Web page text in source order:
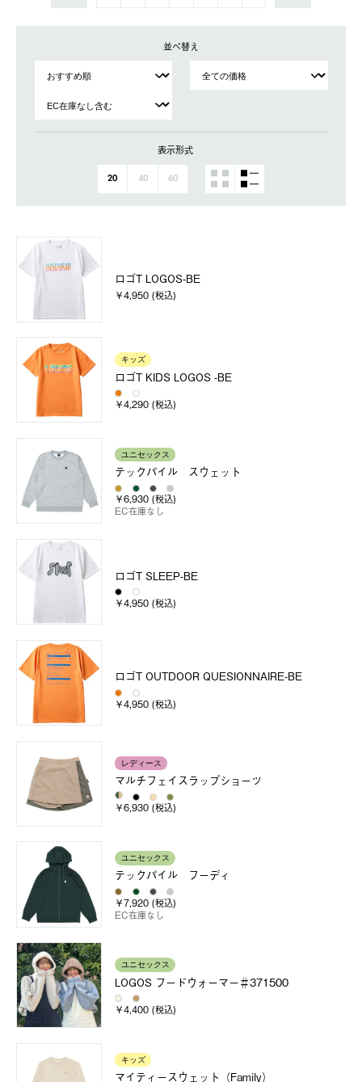
並べ替え
表示形式
20 40 60
ロゴT LOGOS-BE
￥4,950 (税込)
キッズ
ロゴT KIDS LOGOS -BE
￥4,290 (税込)
ユニセックス
テックパイル スウェット
￥6,930 (税込)
EC在庫なし
ロゴT SLEEP-BE
￥4,950 (税込)
ロゴT OUTDOOR QUESIONNAIRE-BE
￥4,950 (税込)
レディース
マルチフェイスラップショーツ
￥6,930 (税込)
ユニセックス
テックパイル フーディ
￥7,920 (税込)
EC在庫なし
ユニセックス
LOGOS フードウォーマー＃371500
￥4,400 (税込)
キッズ
マイティースウェット（Family）